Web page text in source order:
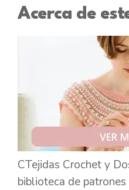
Acerca de
CTejidas Crochet y
biblioteca de